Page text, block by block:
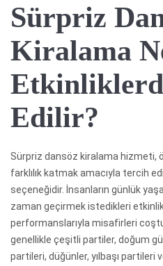
Sürpriz
Kiralama
Edilir?
Sürpriz dansöz kiralama hizmeti,
farklılık katmak amacıyla tercih
seçeneğidir. İnsanların günlük
zaman geçirmek istedikleri
performanslarıyla misafirleri
genellikle çeşitli partiler, doğum
partileri, düğünler, yılbaşı